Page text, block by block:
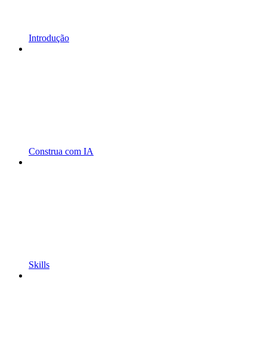
Introdução
Construa com IA
Skills